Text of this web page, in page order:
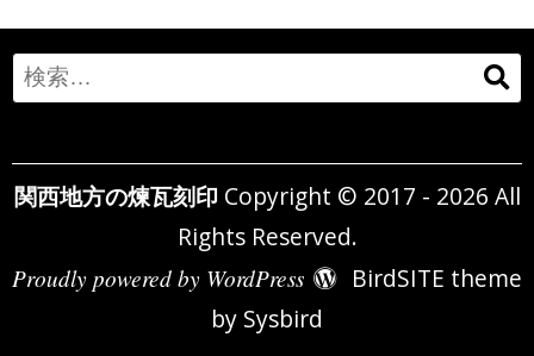
Search
for:
関西地方の煉瓦刻印 Copyright © 2017 - 2026 All
Rights Reserved.
Proudly powered by WordPress
BirdSITE theme
by Sysbird